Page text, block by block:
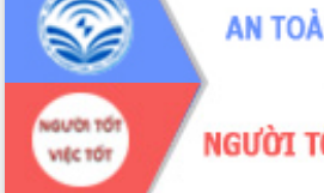
Nâng cao hiệu lực, hiệu quả HĐND
tỉnh thông qua hiện đại hóa hành chính
Xã Ea Phê gắn cải cách hành chính với
chuyển đổi số
Phó Chủ tịch Thường trực UBND tỉnh
Hồ Thị Nguyên Thảo làm việc tại Trung
tâm Phục vụ hành chính công xã Ea